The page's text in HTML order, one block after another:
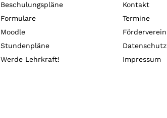
Beschulungspläne
Formulare
Moodle
Stundenpläne
Werde Lehrkraft!
Kontakt
Termine
Förderverein
Datenschutz
Impressum